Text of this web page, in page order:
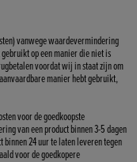
vanwege waardevermindering
op een manier die niet is
voordat wij in staat zijn om
manier hebt gebruikt,
voor de goedkoopste
van een product binnen 3-5 dagen
binnen 24 uur te laten leveren tegen
voor de goedkopere